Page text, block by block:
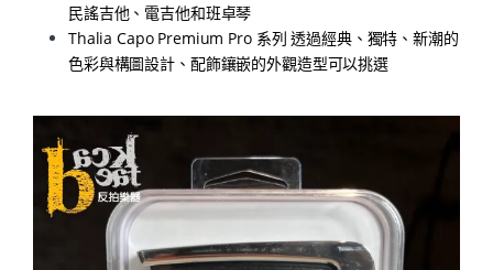
民謠吉他、電吉他和班卓琴
Thalia Capo Premium Pro 系列 透過經典、獨特、新潮的
色彩與構圖設計、配飾鑲嵌的外觀造型可以挑選